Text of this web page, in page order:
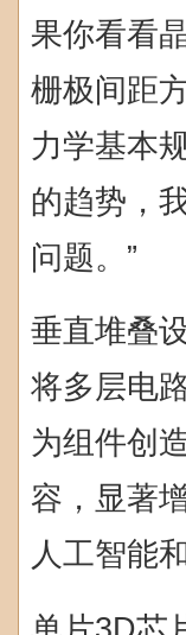
果你看看
栅极间距
力学基本
的趋势，
问题。”
垂直堆叠
将多层电
为组件创
容，显著
人工智能